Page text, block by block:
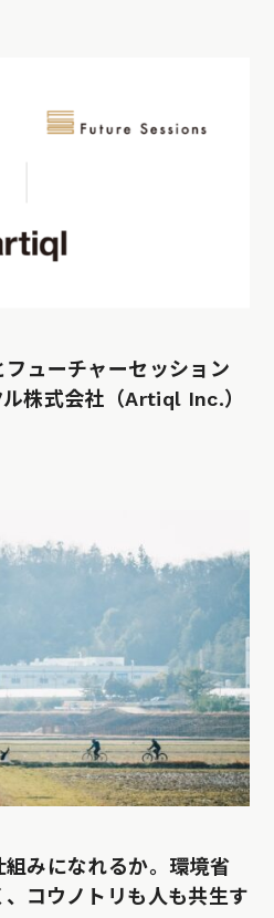
フューチャーセッション
株式会社（Artiql Inc.）
みになれるか。環境省
コウノトリも人も共生す